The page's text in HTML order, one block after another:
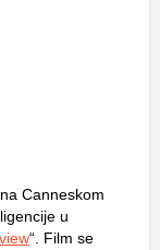
Canneskom
u
“. Film se